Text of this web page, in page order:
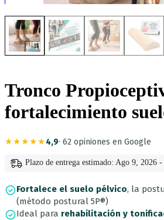
Tronco
fortalecimiento
★★★★★4,9· 62 opiniones en Google
Plazo de entrega estimado: Ago 9, 2026
Fortalece el suelo pélvico, la
(método postural 5P®)
Ideal para rehabilitación y